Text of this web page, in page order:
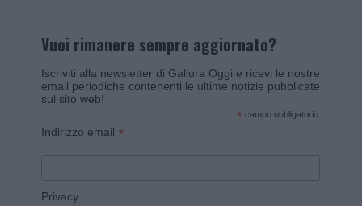
Vuoi rimanere sempre aggiornato?
Iscriviti alla newsletter di Gallura Oggi e ricevi le nostre
email periodiche contenenti le ultime notizie pubblicate
sul sito web!
* campo obbligatorio
Indirizzo email *
Privacy